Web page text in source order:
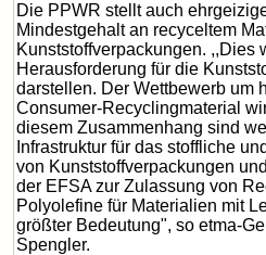
Die PPWR stellt auch
Mindestgehalt an recyceltem
Kunststoffverpackungen. ,,Dies
Herausforderung für die
darstellen. Der Wettbewerb um
Consumer-Recyclingmaterial
diesem Zusammenhang sind
Infrastruktur für das stoffliche
von Kunststoffverpackungen
der EFSA zur Zulassung von
Polyolefine für Materialien mit
größter Bedeutung", so etma-
Spengler.